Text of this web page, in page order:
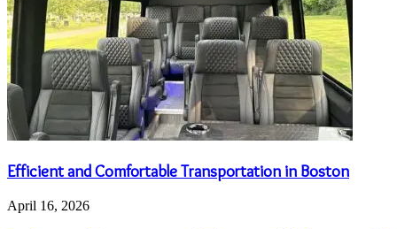
Efficient and Comfortable Transportation in Boston
April 16, 2026